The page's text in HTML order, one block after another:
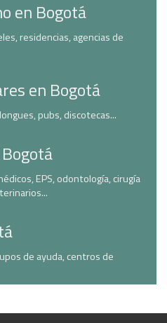
en Bogotá
residencias, agencias de
en Bogotá
pubs, discotecas...
EPS, odontología, cirugía
de ayuda, centros de